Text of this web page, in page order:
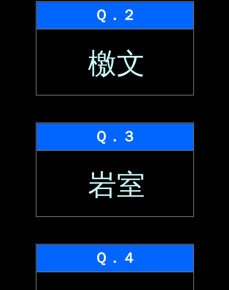
Ｑ．２
檄文
Ｑ．３
岩室
Ｑ．４